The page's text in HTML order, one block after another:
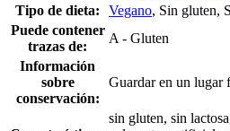
Tipo de dieta:
Vegano, Sin gluten,
Puede contener
trazas de:
A - Gluten
Información
sobre
conservación:
Guardar en un lugar
sin gluten, sin